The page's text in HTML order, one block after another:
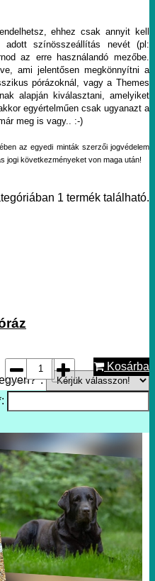
ehhez csak annyit kell
adott színösszeállítás nevét (pl:
az erre használandó mezőbe.
ami jelentősen megkönnyítni a
pórázoknál, vagy a Themes
alapján kiválasztani, amelyiket
egyértelműen csak ugyanazt a
meg is vagy.. :-)
az egyedi minták szerzői jogvédelem
jogi következményeket von maga után!
1 termék található.
Kosárba